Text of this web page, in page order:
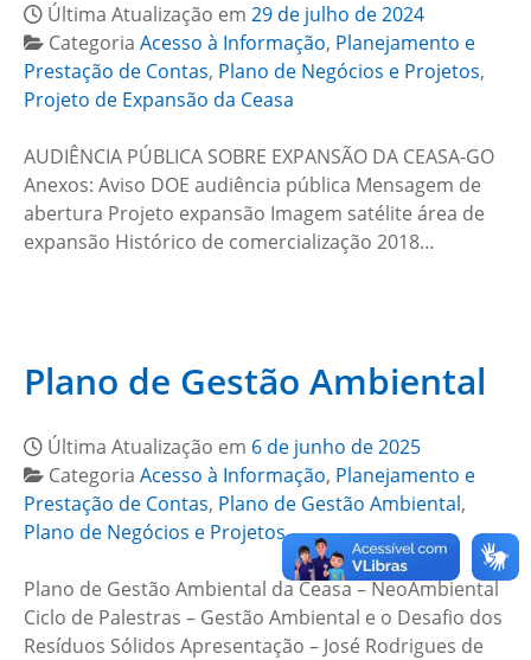
Última Atualização em 29 de julho de 2024
Categoria Acesso à Informação, Planejamento e
Prestação de Contas, Plano de Negócios e Projetos,
Projeto de Expansão da Ceasa
AUDIÊNCIA PÚBLICA SOBRE EXPANSÃO DA CEASA-GO
Anexos: Aviso DOE audiência pública Mensagem de
abertura Projeto expansão Imagem satélite área de
expansão Histórico de comercialização 2018…
Plano de Gestão Ambiental
Última Atualização em 6 de junho de 2025
Categoria Acesso à Informação, Planejamento e
Prestação de Contas, Plano de Gestão Ambiental,
Plano de Negócios e Projetos
Plano de Gestão Ambiental da Ceasa – NeoAmbiental
Ciclo de Palestras – Gestão Ambiental e o Desafio dos
Resíduos Sólidos Apresentação – José Rodrigues de